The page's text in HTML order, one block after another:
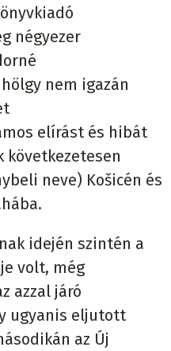
négyezer
nem igazán
elírást és hibát
következetesen
neve) Košicén és
idején szintén a
volt, még
azzal járó
ugyanis eljutott
az Új